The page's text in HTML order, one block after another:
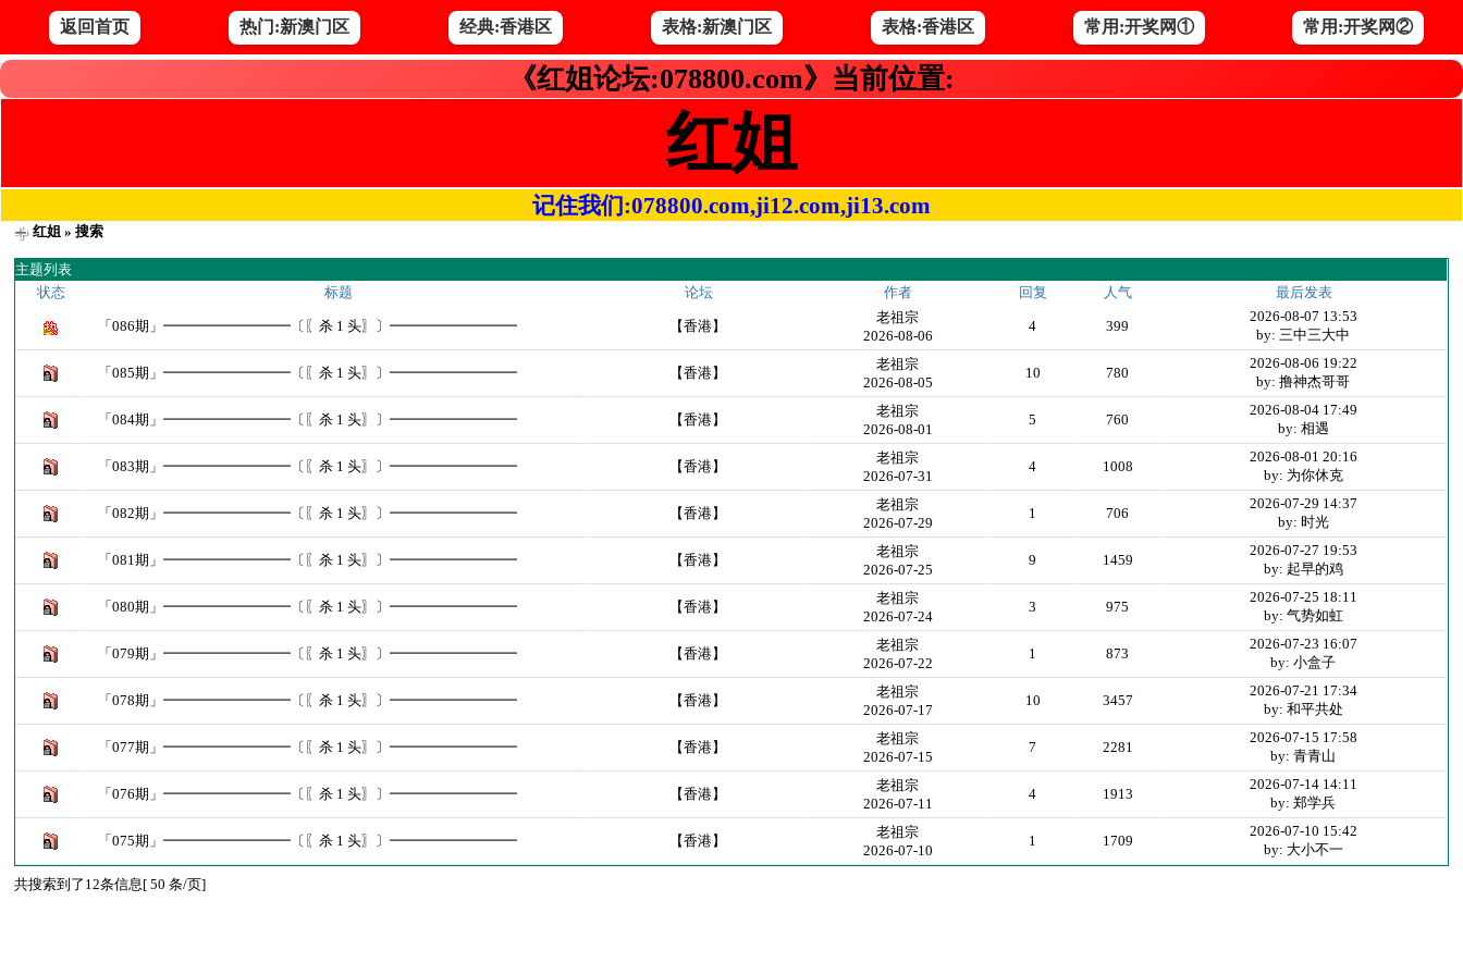
返回首页 热门:新澳门区 经典:香港区 表格:新澳门区 表格:香港区 常用:开奖网① 常用:开奖网②
《红姐论坛:078800.com》当前位置:
红姐
记住我们:078800.com,ji12.com,ji13.com
红姐 » 搜索
主题列表
状态
标题 论坛 作者 回复 人气 最后发表
「086期」━━━━━━━━━〔〖杀 1 头〗〕━━━━━━━━━ 【香港】
老祖宗
2026-08-06
4 399
2026-08-07 13:53
by: 三中三大中
「085期」━━━━━━━━━〔〖杀 1 头〗〕━━━━━━━━━ 【香港】
老祖宗
2026-08-05
10 780
2026-08-06 19:22
by: 撸神杰哥哥
「084期」━━━━━━━━━〔〖杀 1 头〗〕━━━━━━━━━ 【香港】
老祖宗
2026-08-01
5 760
2026-08-04 17:49
by: 相遇
「083期」━━━━━━━━━〔〖杀 1 头〗〕━━━━━━━━━ 【香港】
老祖宗
2026-07-31
4 1008
2026-08-01 20:16
by: 为你休克
「082期」━━━━━━━━━〔〖杀 1 头〗〕━━━━━━━━━ 【香港】
老祖宗
2026-07-29
1 706
2026-07-29 14:37
by: 时光
「081期」━━━━━━━━━〔〖杀 1 头〗〕━━━━━━━━━ 【香港】
老祖宗
2026-07-25
9 1459
2026-07-27 19:53
by: 起早的鸡
「080期」━━━━━━━━━〔〖杀 1 头〗〕━━━━━━━━━ 【香港】
老祖宗
2026-07-24
3 975
2026-07-25 18:11
by: 气势如虹
「079期」━━━━━━━━━〔〖杀 1 头〗〕━━━━━━━━━ 【香港】
老祖宗
2026-07-22
1 873
2026-07-23 16:07
by: 小盒子
「078期」━━━━━━━━━〔〖杀 1 头〗〕━━━━━━━━━ 【香港】
老祖宗
2026-07-17
10 3457
2026-07-21 17:34
by: 和平共处
「077期」━━━━━━━━━〔〖杀 1 头〗〕━━━━━━━━━ 【香港】
老祖宗
2026-07-15
7 2281
2026-07-15 17:58
by: 青青山
「076期」━━━━━━━━━〔〖杀 1 头〗〕━━━━━━━━━ 【香港】
老祖宗
2026-07-11
4 1913
2026-07-14 14:11
by: 郑学兵
「075期」━━━━━━━━━〔〖杀 1 头〗〕━━━━━━━━━ 【香港】
老祖宗
2026-07-10
1 1709
2026-07-10 15:42
by: 大小不一
共搜索到了12条信息[ 50 条/页]